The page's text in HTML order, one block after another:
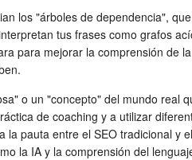
los "árboles de dependencia",
tus frases como grafos
para mejorar la comprensión de
o un "concepto" del mundo real
de coaching y a utilizar
pauta entre el SEO tradicional y
la IA y la comprensión del